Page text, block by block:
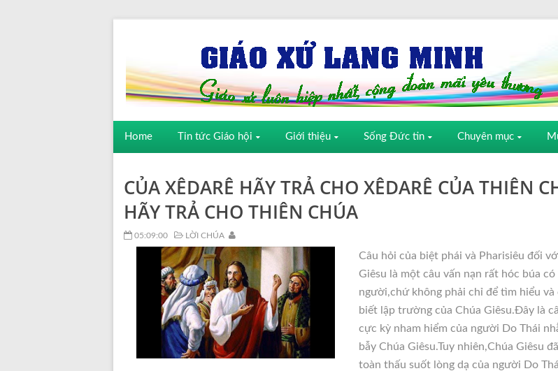
Home Tin tức Giáo hội Giới thiệu Sống Đức tin Chuyên mục
CỦA XÊDARÊ HÃY TRẢ CHO XÊDARÊ CỦA THIÊN
HÃY TRẢ CHO THIÊN CHÚA
05:09:00 LỜI CHÚA
Câu hỏi của biệt phái và Pharisiêu đối
Giêsu là một câu vấn nạn rất hóc búa có
người,chứ không phải chỉ để tìm hiểu và
biết lập trường của Chúa Giêsu.Ðây là
cực kỳ nham hiểm của người Do Thái
bẫy Chúa Giêsu.Tuy nhiên,Chúa Giêsu
toàn thấu suốt lòng dạ của người Do